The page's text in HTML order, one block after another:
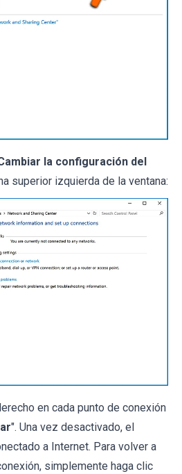
la configuración del
superior izquierda de la ventana:
en cada punto de conexión
". Una vez desactivado, el
a Internet. Para volver a
simplemente haga clic